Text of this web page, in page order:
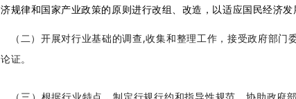
济规律和国家产业政策的原则进行改组、改造，以适应国民经济发
（二）开展对行业基础的调查,收集和整理工作，接受政府部门
论证。